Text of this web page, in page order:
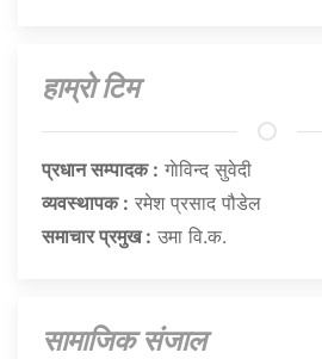
हाम्राे टिम
प्रधान सम्पादक : गाेविन्द सुवेदी
व्यवस्थापक : रमेश प्रसाद पौडेल
समाचार प्रमुख : उमा वि.क.
सामाजिक संजाल